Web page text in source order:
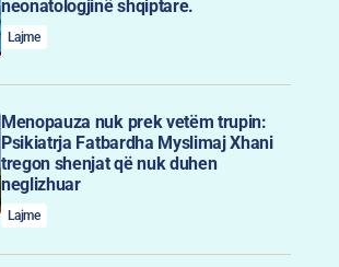
neonatologjinë shqiptare.
Lajme
Menopauza nuk prek vetëm trupin:
Psikiatrja Fatbardha Myslimaj Xhani
tregon shenjat që nuk duhen
neglizhuar
Lajme